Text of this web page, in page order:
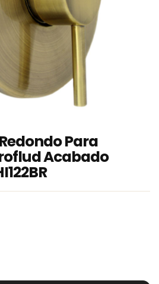
Para
Acabado
Redondo Para Regadera